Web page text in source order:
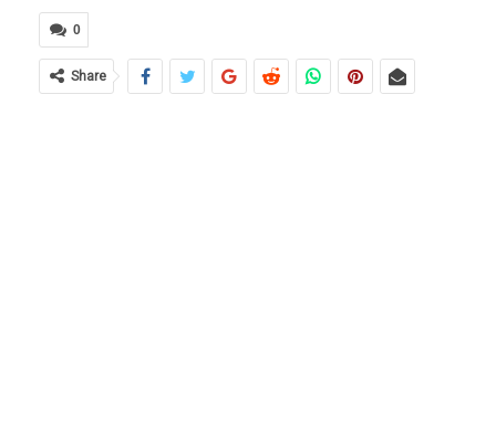
0
Share